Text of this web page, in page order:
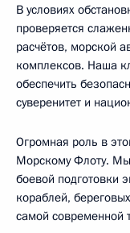
В условиях
проверяется
расчётов, морской
комплексов. Наша
обеспечить
суверенитет и
Огромная роль в
Морскому Флоту.
боевой подготовки
кораблей,
самой современной